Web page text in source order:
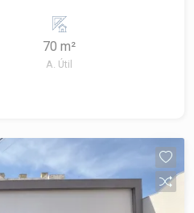
com fácil
comerciais,
de pessoas,
área interna -
ótima
banheiro privativo -
na Rua Silva Jardim
70 m²
A. Útil